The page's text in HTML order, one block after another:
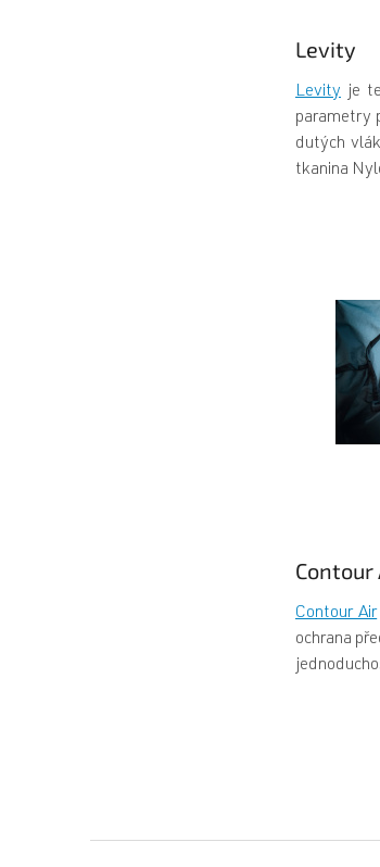
Levity
Levity je
parametry
dutých
tkanina
Contour
Contour Air
ochrana